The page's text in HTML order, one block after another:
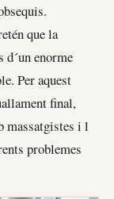
que la
d´un enorme
Per aquest
final,
massatgistes i l
problemes